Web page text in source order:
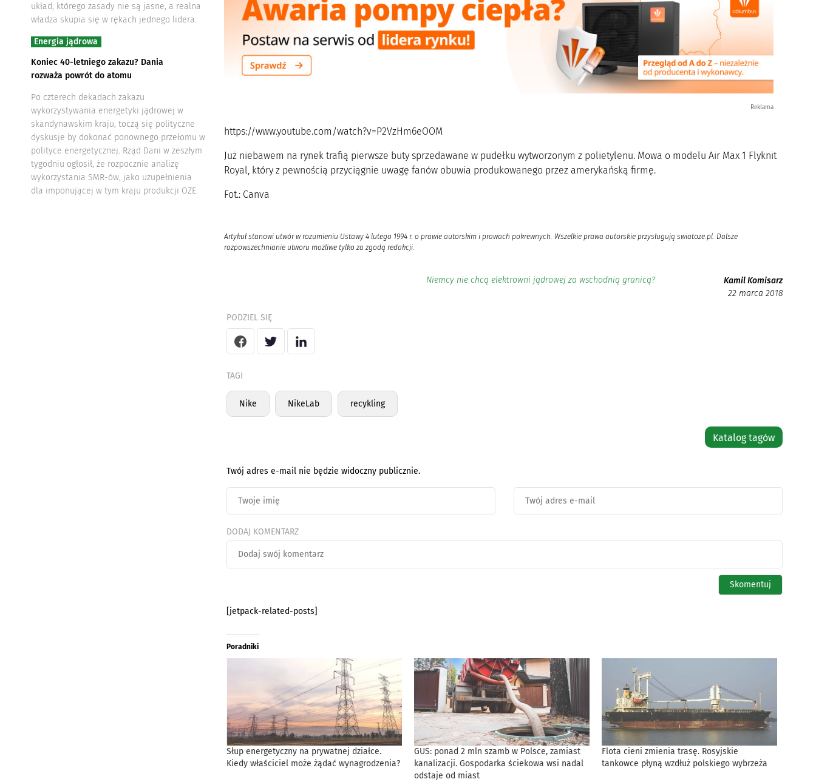
układ, którego zasady nie są jasne, a realna
władza skupia się w rękach jednego lidera.
Energia jądrowa
Koniec 40-letniego zakazu? Dania
rozważa powrót do atomu
Po czterech dekadach zakazu
wykorzystywania energetyki jądrowej w
skandynawskim kraju, toczą się polityczne
dyskusje by dokonać ponownego przełomu w
polityce energetycznej. Rząd Dani w zeszłym
tygodniu ogłosił, że rozpocznie analizę
wykorzystania SMR-ów, jako uzupełnienia
dla imponującej w tym kraju produkcji OZE.
Reklama
https://www.youtube.com/watch?v=P2VzHm6eOOM
Już niebawem na rynek trafią pierwsze buty sprzedawane w pudełku wytworzonym z polietylenu. Mowa o modelu Air Max 1 Flyknit
Royal, który z pewnością przyciągnie uwagę fanów obuwia produkowanego przez amerykańską firmę.
Fot.: Canva
Artykuł stanowi utwór w rozumieniu Ustawy 4 lutego 1994 r. o prawie autorskim i prawach pokrewnych. Wszelkie prawa autorskie przysługują swiatoze.pl. Dalsze
rozpowszechnianie utworu możliwe tylko za zgodą redakcji.
Niemcy nie chcą elektrowni jądrowej za wschodnią granicą?
Kamil Komisarz
22 marca 2018
PODZIEL SIĘ
TAGI
Nike NikeLab recykling
Katalog tagów
Twój adres e-mail nie będzie widoczny publicznie.
DODAJ KOMENTARZ
[jetpack-related-posts]
Poradniki
Słup energetyczny na prywatnej działce.
Kiedy właściciel może żądać wynagrodzenia?
GUS: ponad 2 mln szamb w Polsce, zamiast
kanalizacji. Gospodarka ściekowa wsi nadal
odstaje od miast
Flota cieni zmienia trasę. Rosyjskie
tankowce płyną wzdłuż polskiego wybrzeża